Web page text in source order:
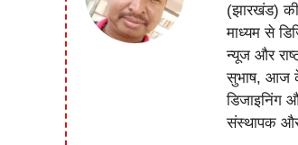
(झारखंड)
माध्यम से
न्यूज और
सुभाष, आज
डिजाइनिंग
संस्थापक